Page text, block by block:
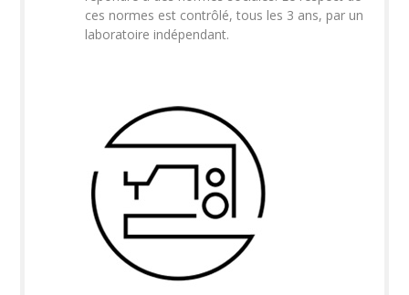
ces normes est contrôlé, tous les 3 ans, par un
laboratoire indépendant.